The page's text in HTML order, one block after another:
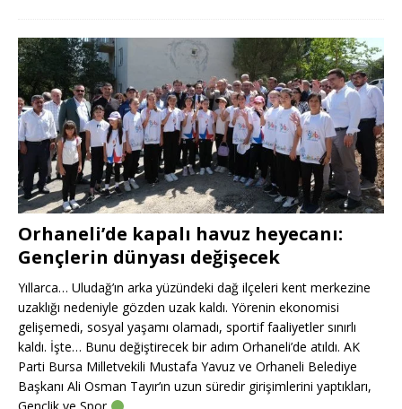
Orhaneli’de kapalı havuz heyecanı:
Gençlerin dünyası değişecek
Yıllarca… Uludağ’ın arka yüzündeki dağ ilçeleri kent merkezine
uzaklığı nedeniyle gözden uzak kaldı. Yörenin ekonomisi
gelişemedi, sosyal yaşamı olamadı, sportif faaliyetler sınırlı
kaldı. İşte… Bunu değiştirecek bir adım Orhaneli’de atıldı. AK
Parti Bursa Milletvekili Mustafa Yavuz ve Orhaneli Belediye
Başkanı Ali Osman Tayır’ın uzun süredir girişimlerini yaptıkları,